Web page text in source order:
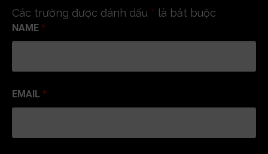
h
a
n
n
Các trường được đánh dấu * là bắt buộc
NAME *
EMAIL *